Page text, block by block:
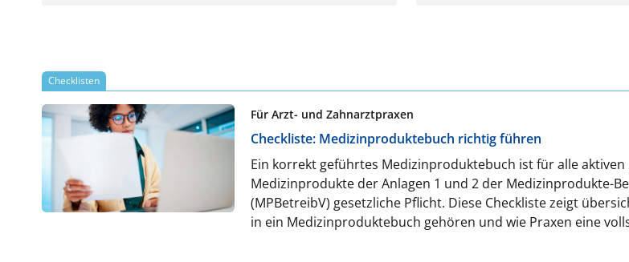
komplexe rechtliche
Berufsrecht, Datenschutz,
allzu kreativen Online-Auftritt
bergen erhebliche Haftungs-
Checklisten
Für Arzt- und Zahnarztpraxen
Checkliste: Medizinproduktebuch richtig führen
Ein korrekt geführtes Medizinproduktebuch ist für alle
Medizinprodukte der Anlagen 1 und 2 der Medizinprodukte-
(MPBetreibV) gesetzliche Pflicht. Diese Checkliste zeigt
in ein Medizinproduktebuch gehören und wie Praxen eine